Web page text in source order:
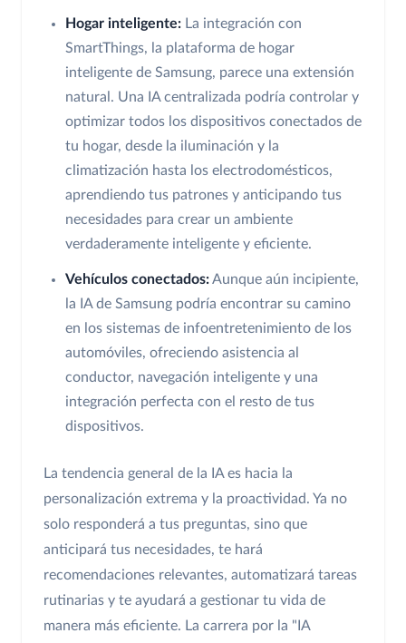
Hogar inteligente: La integración con
SmartThings, la plataforma de hogar
inteligente de Samsung, parece una extensión
natural. Una IA centralizada podría controlar y
optimizar todos los dispositivos conectados de
tu hogar, desde la iluminación y la
climatización hasta los electrodomésticos,
aprendiendo tus patrones y anticipando tus
necesidades para crear un ambiente
verdaderamente inteligente y eficiente.
Vehículos conectados:Aunque aún incipiente,
la IA de Samsung podría encontrar su camino
en los sistemas de infoentretenimiento de los
automóviles, ofreciendo asistencia al
conductor, navegación inteligente y una
integración perfecta con el resto de tus
dispositivos.
La tendencia general de la IA es hacia la
personalización extrema y la proactividad. Ya no
solo responderá a tus preguntas, sino que
anticipará tus necesidades, te hará
recomendaciones relevantes, automatizará tareas
rutinarias y te ayudará a gestionar tu vida de
manera más eficiente. La carrera por la "IA